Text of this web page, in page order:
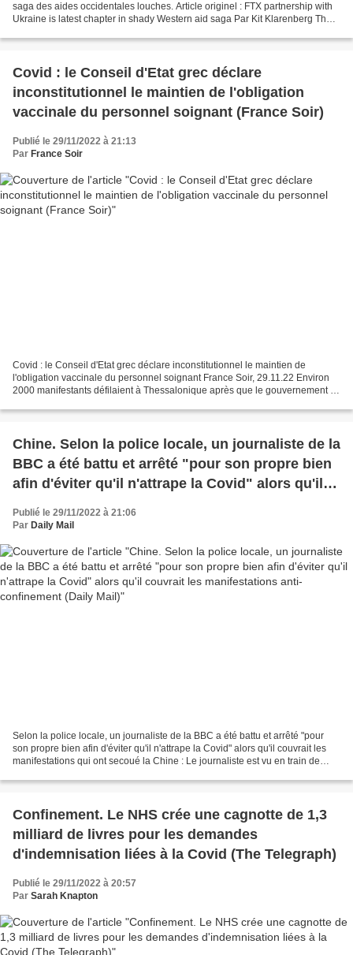
saga des aides occidentales louches. Article originel : FTX partnership with
Ukraine is latest chapter in shady Western aid saga Par Kit Klarenberg The
Covid : le Conseil d'Etat grec déclare
inconstitutionnel le maintien de l'obligation
vaccinale du personnel soignant (France Soir)
Publié le 29/11/2022 à 21:13
Par France Soir
Covid : le Conseil d'Etat grec déclare inconstitutionnel le maintien de
l'obligation vaccinale du personnel soignant France Soir, 29.11.22 Environ
2000 manifestants défilaient à Thessalonique après que le gouvernement ait
Chine. Selon la police locale, un journaliste de la
BBC a été battu et arrêté "pour son propre bien
afin d'éviter qu'il n'attrape la Covid" alors qu'il
(Daily Mail)
Publié le 29/11/2022 à 21:06
Par Daily Mail
Selon la police locale, un journaliste de la BBC a été battu et arrêté "pour
son propre bien afin d'éviter qu'il n'attrape la Covid" alors qu'il couvrait les
manifestations qui ont secoué la Chine : Le journaliste est vu en train de
Confinement. Le NHS crée une cagnotte de 1,3
milliard de livres pour les demandes
d'indemnisation liées à la Covid (The Telegraph)
Publié le 29/11/2022 à 20:57
Par Sarah Knapton